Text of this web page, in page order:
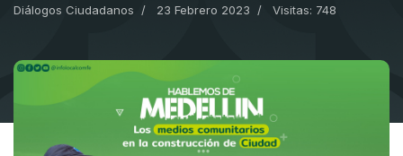
Diálogos Ciudadanos 23 Febrero 2023 Visitas: 748